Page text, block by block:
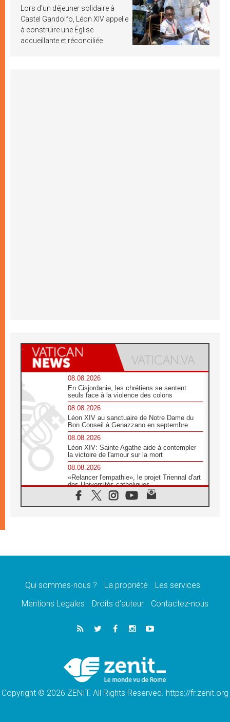
Lors d’un déjeuner solidaire à
Castel Gandolfo, Léon XIV appelle
à construire une Église
accueillante et réconciliée
08.08.2026
En Cisjordanie, les chrétiens se sentent
seuls face à la violence des colons
08.08.2026
Léon XIV au sanctuaire de Notre Dame du
Bon Conseil à Genazzano en septembre
08.08.2026
Léon XIV: Sainte Agathe aide à contempler
la victoire de l'amour sur la mort
08.08.2026
«Relancer l'empathie», le projet Triennal d'art
des Universités catholiques
08.08.2026
Signis 2026, donner la parole aux religieuses
07.08.2026
07.08.2026
de l'Assomption et mémoire nationale
«La paix commence par l'empathie» estime
le cardinal Parolin
En Colombie, «la paix ne s'achète pas avec
une signature»
Qui sommes-nous ? La propriété
Les services
Mentions Legales
Droits d’auteur Contactez-nous
Copyright © 2026 ZENIT. All Rights Reserved. https://fr.zenit.org